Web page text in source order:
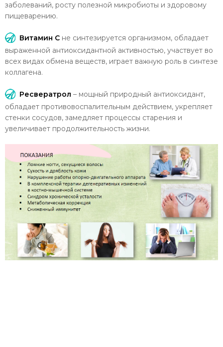
заболеваний, росту полезной микробиоты и здоровому
пищеварению.
Витамин С не синтезируется организмом, обладает
выраженной антиоксидантной активностью, участвует во
всех видах обмена веществ, играет важную роль в синтезе
коллагена.
Ресвератрол – мощный природный антиоксидант,
обладает противовоспалительным действием, укрепляет
стенки сосудов, замедляет процессы старения и
увеличивает продолжительность жизни.